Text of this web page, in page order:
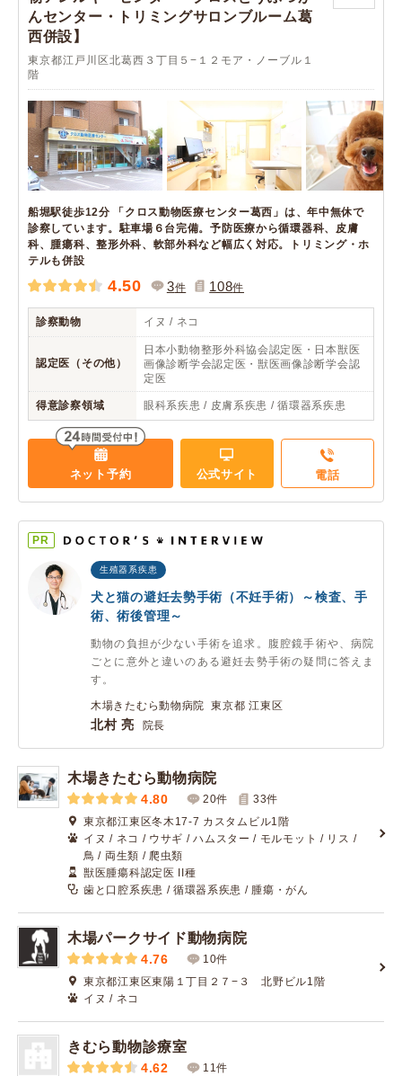
んセンター・トリミングサロンブルーム葛
西併設】
東京都江戸川区北葛西３丁目５−１２モア・ノーブル１
階
船堀駅徒歩12分 「クロス動物医療センター葛西」は、年中無休で
診察しています。駐車場６台完備。予防医療から循環器科、皮膚
科、腫瘍科、整形外科、軟部外科など幅広く対応。トリミング・ホ
テルも併設
4.50 3件 108件
診察動物 イヌ / ネコ
認定医（その他）
日本小動物整形外科協会認定医・日本獣医
画像診断学会認定医・獣医画像診断学会認
定医
得意診察領域 眼科系疾患 / 皮膚系疾患 / 循環器系疾患
ネット予約 公式サイト 電話
PR
生殖器系疾患
犬と猫の避妊去勢手術（不妊手術）～検査、手
術、術後管理～
動物の負担が少ない手術を追求。腹腔鏡手術や、病院
ごとに意外と違いのある避妊去勢手術の疑問に答えま
す。
木場きたむら動物病院 東京都 江東区
北村 亮 院長
木場きたむら動物病院
4.80 20件 33件
東京都江東区冬木17-7 カスタムビル1階
イヌ / ネコ / ウサギ / ハムスター / モルモット / リス /
鳥 / 両生類 / 爬虫類
獣医腫瘍科認定医 II種
歯と口腔系疾患 / 循環器系疾患 / 腫瘍・がん
木場パークサイド動物病院
4.76
10件
東京都江東区東陽１丁目２７−３ 北野ビル1階
イヌ / ネコ
きむら動物診療室
4.62
11件